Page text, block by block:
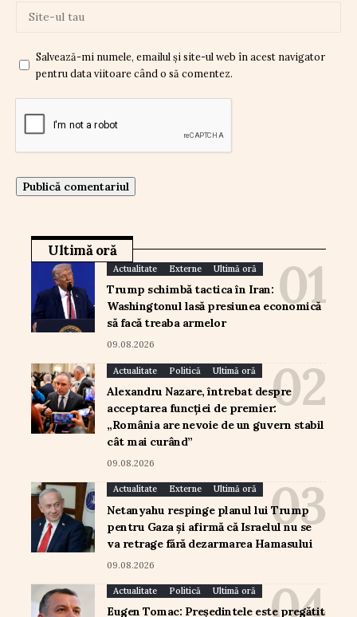
Salvează-mi numele, emailul și site-ul web în acest navigator
pentru data viitoare când o să comentez.
Ultimă oră
Actualitate Externe Ultimă oră
Trump schimbă tactica în Iran:
Washingtonul lasă presiunea economică
să facă treaba armelor
09.08.2026
Actualitate Politică Ultimă oră
Alexandru Nazare, întrebat despre
acceptarea funcției de premier:
„România are nevoie de un guvern stabil
cât mai curând”
09.08.2026
Actualitate Externe Ultimă oră
Netanyahu respinge planul lui Trump
pentru Gaza și afirmă că Israelul nu se
va retrage fără dezarmarea Hamasului
09.08.2026
Actualitate Politică Ultimă oră
Eugen Tomac: Președintele este pregătit